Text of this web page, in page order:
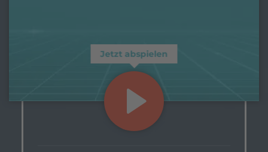
Jetzt abspielen